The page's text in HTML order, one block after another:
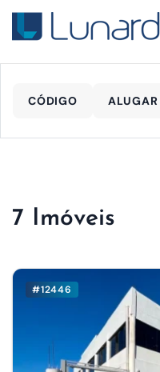
CÓDIGO ALUGAR
7 Imóveis
#12446